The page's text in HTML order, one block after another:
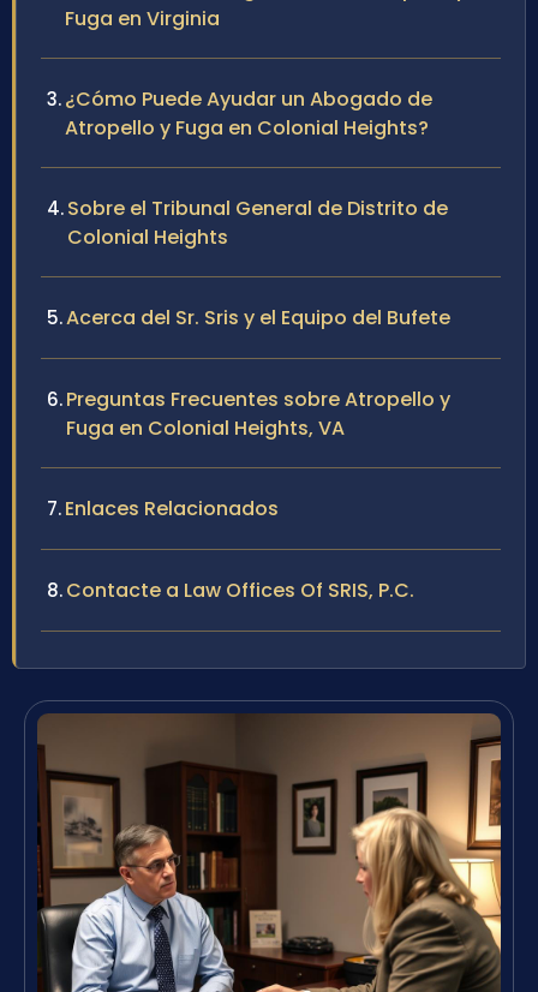
Fuga en Virginia
¿Cómo Puede Ayudar un Abogado de
Atropello y Fuga en Colonial Heights?
Sobre el Tribunal General de Distrito de
Colonial Heights
Acerca del Sr. Sris y el Equipo del Bufete
Preguntas Frecuentes sobre Atropello y
Fuga en Colonial Heights, VA
Enlaces Relacionados
Contacte a Law Offices Of SRIS, P.C.